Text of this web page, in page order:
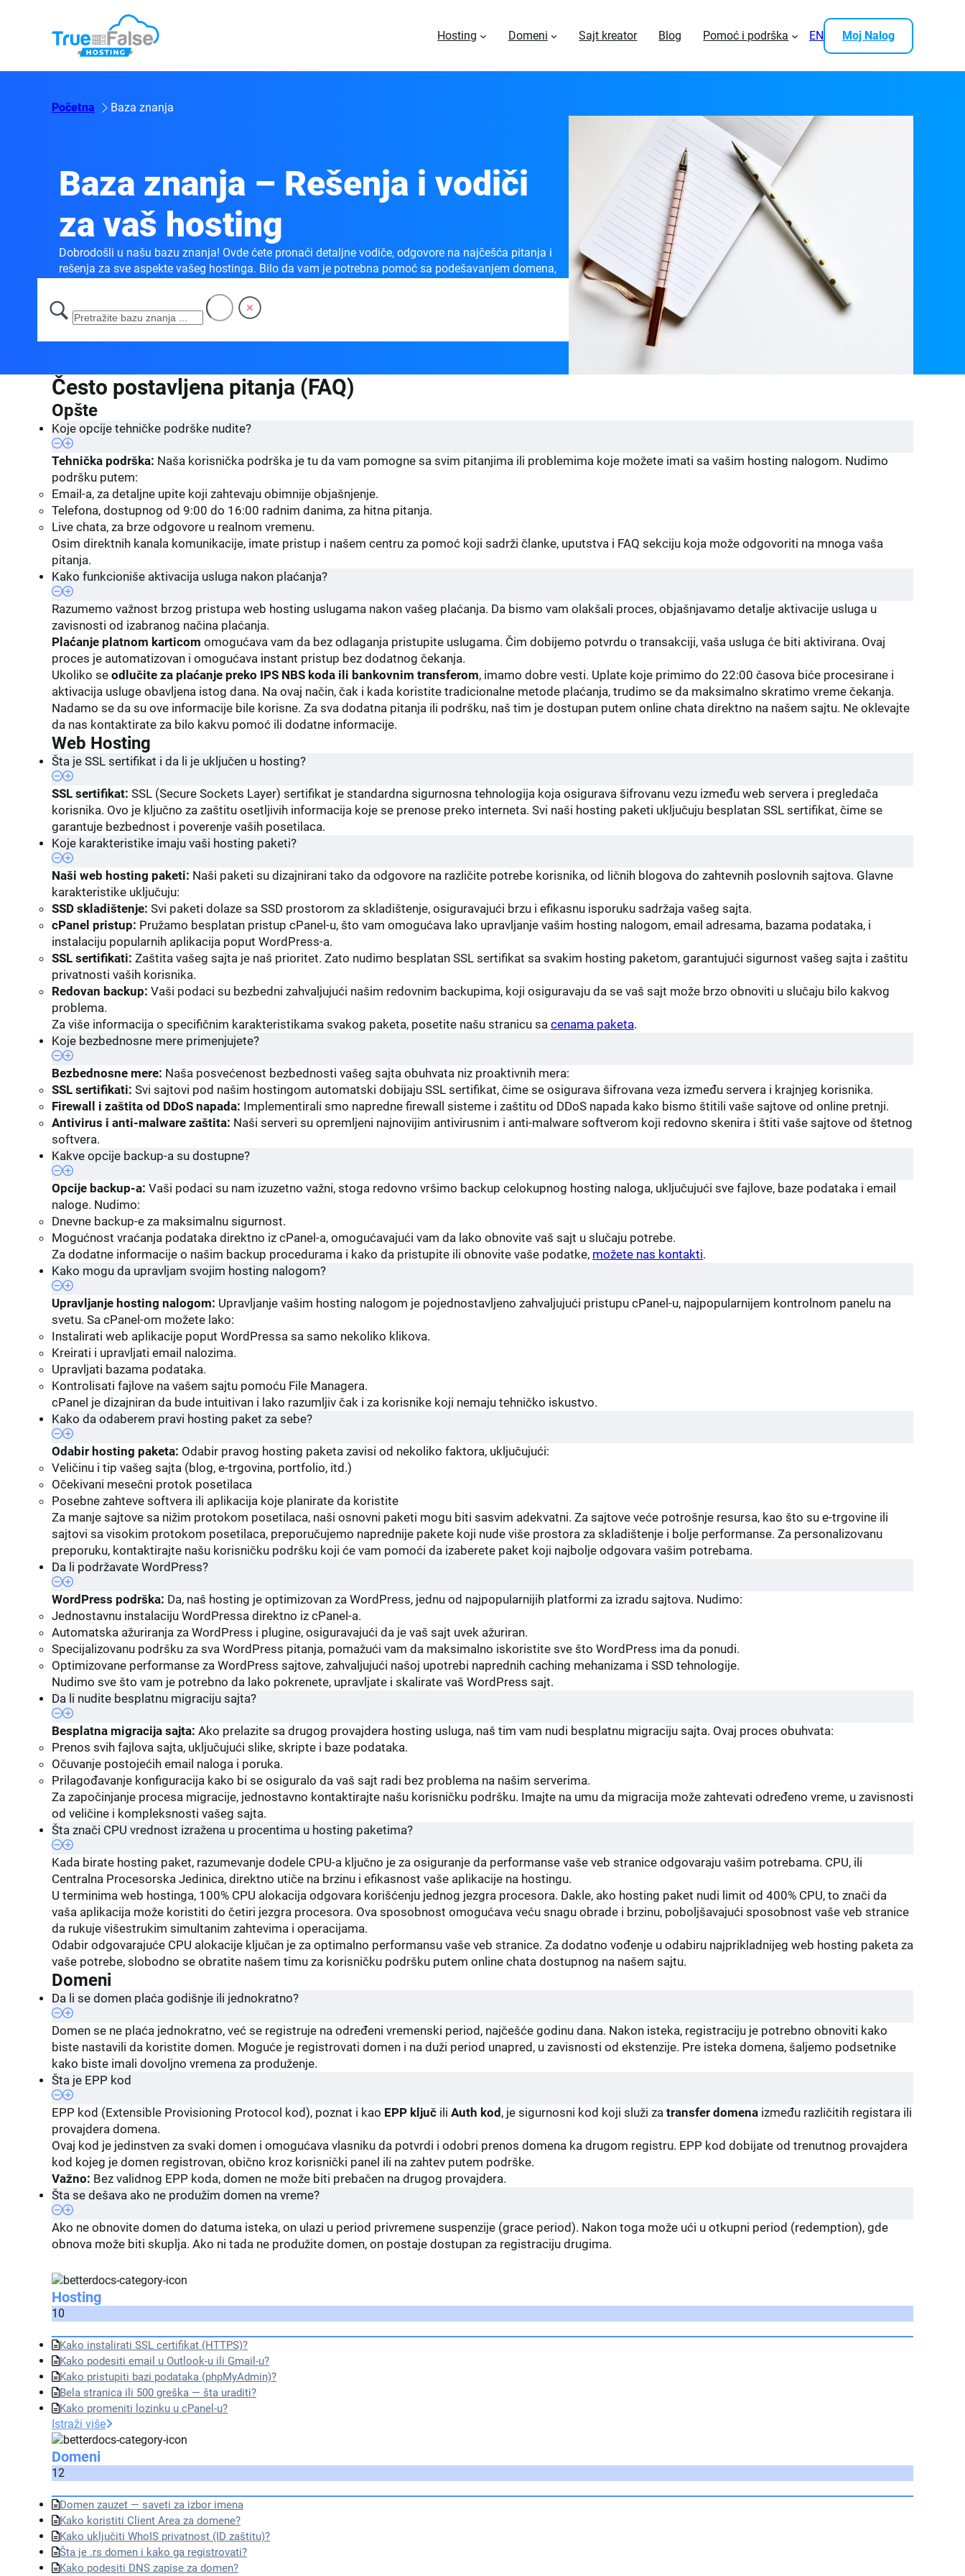
Hosting Domeni Sajt kreator Blog Pomoć i podrška EN Moj Nalog
Početna Baza znanja
Baza znanja – Rešenja i vodiči
za vaš hosting
Dobrodošli u našu bazu znanja! Ovde ćete pronaći detaljne vodiče, odgovore na najčešća pitanja i
rešenja za sve aspekte vašeg hostinga. Bilo da vam je potrebna pomoć sa podešavanjem domena,
Često postavljena pitanja (FAQ)
Opšte
Koje opcije tehničke podrške nudite?
Tehnička podrška: Naša korisnička podrška je tu da vam pomogne sa svim pitanjima ili problemima koje možete imati sa vašim hosting nalogom. Nudimo
podršku putem:
Email-a, za detaljne upite koji zahtevaju obimnije objašnjenje.
Telefona, dostupnog od 9:00 do 16:00 radnim danima, za hitna pitanja.
Live chata, za brze odgovore u realnom vremenu.
Osim direktnih kanala komunikacije, imate pristup i našem centru za pomoć koji sadrži članke, uputstva i FAQ sekciju koja može odgovoriti na mnoga vaša
pitanja.
Kako funkcioniše aktivacija usluga nakon plaćanja?
Razumemo važnost brzog pristupa web hosting uslugama nakon vašeg plaćanja. Da bismo vam olakšali proces, objašnjavamo detalje aktivacije usluga u
zavisnosti od izabranog načina plaćanja.
Plaćanje platnom karticom omogućava vam da bez odlaganja pristupite uslugama. Čim dobijemo potvrdu o transakciji, vaša usluga će biti aktivirana. Ovaj
proces je automatizovan i omogućava instant pristup bez dodatnog čekanja.
Ukoliko se odlučite za plaćanje preko IPS NBS koda ili bankovnim transferom, imamo dobre vesti. Uplate koje primimo do 22:00 časova biće procesirane i
aktivacija usluge obavljena istog dana. Na ovaj način, čak i kada koristite tradicionalne metode plaćanja, trudimo se da maksimalno skratimo vreme čekanja.
Nadamo se da su ove informacije bile korisne. Za sva dodatna pitanja ili podršku, naš tim je dostupan putem online chata direktno na našem sajtu. Ne oklevajte
da nas kontaktirate za bilo kakvu pomoć ili dodatne informacije.
Web Hosting
Šta je SSL sertifikat i da li je uključen u hosting?
SSL sertifikat: SSL (Secure Sockets Layer) sertifikat je standardna sigurnosna tehnologija koja osigurava šifrovanu vezu između web servera i pregledača
korisnika. Ovo je ključno za zaštitu osetljivih informacija koje se prenose preko interneta. Svi naši hosting paketi uključuju besplatan SSL sertifikat, čime se
garantuje bezbednost i poverenje vaših posetilaca.
Koje karakteristike imaju vaši hosting paketi?
Naši web hosting paketi: Naši paketi su dizajnirani tako da odgovore na različite potrebe korisnika, od ličnih blogova do zahtevnih poslovnih sajtova. Glavne
karakteristike uključuju:
SSD skladištenje: Svi paketi dolaze sa SSD prostorom za skladištenje, osiguravajući brzu i efikasnu isporuku sadržaja vašeg sajta.
cPanel pristup: Pružamo besplatan pristup cPanel-u, što vam omogućava lako upravljanje vašim hosting nalogom, email adresama, bazama podataka, i
instalaciju popularnih aplikacija poput WordPress-a.
SSL sertifikati: Zaštita vašeg sajta je naš prioritet. Zato nudimo besplatan SSL sertifikat sa svakim hosting paketom, garantujući sigurnost vašeg sajta i zaštitu
privatnosti vaših korisnika.
Redovan backup: Vaši podaci su bezbedni zahvaljujući našim redovnim backupima, koji osiguravaju da se vaš sajt može brzo obnoviti u slučaju bilo kakvog
problema.
Za više informacija o specifičnim karakteristikama svakog paketa, posetite našu stranicu sa cenama paketa.
Koje bezbednosne mere primenjujete?
Bezbednosne mere: Naša posvećenost bezbednosti vašeg sajta obuhvata niz proaktivnih mera:
SSL sertifikati: Svi sajtovi pod našim hostingom automatski dobijaju SSL sertifikat, čime se osigurava šifrovana veza između servera i krajnjeg korisnika.
Firewall i zaštita od DDoS napada: Implementirali smo napredne firewall sisteme i zaštitu od DDoS napada kako bismo štitili vaše sajtove od online pretnji.
Antivirus i anti-malware zaštita: Naši serveri su opremljeni najnovijim antivirusnim i anti-malware softverom koji redovno skenira i štiti vaše sajtove od štetnog
softvera.
Kakve opcije backup-a su dostupne?
Opcije backup-a: Vaši podaci su nam izuzetno važni, stoga redovno vršimo backup celokupnog hosting naloga, uključujući sve fajlove, baze podataka i email
naloge. Nudimo:
Dnevne backup-e za maksimalnu sigurnost.
Mogućnost vraćanja podataka direktno iz cPanel-a, omogućavajući vam da lako obnovite vaš sajt u slučaju potrebe.
Za dodatne informacije o našim backup procedurama i kako da pristupite ili obnovite vaše podatke, možete nas kontakti.
Kako mogu da upravljam svojim hosting nalogom?
Upravljanje hosting nalogom: Upravljanje vašim hosting nalogom je pojednostavljeno zahvaljujući pristupu cPanel-u, najpopularnijem kontrolnom panelu na
svetu. Sa cPanel-om možete lako:
Instalirati web aplikacije poput WordPressa sa samo nekoliko klikova.
Kreirati i upravljati email nalozima.
Upravljati bazama podataka.
Kontrolisati fajlove na vašem sajtu pomoću File Managera.
cPanel je dizajniran da bude intuitivan i lako razumljiv čak i za korisnike koji nemaju tehničko iskustvo.
Kako da odaberem pravi hosting paket za sebe?
Odabir hosting paketa: Odabir pravog hosting paketa zavisi od nekoliko faktora, uključujući:
Veličinu i tip vašeg sajta (blog, e-trgovina, portfolio, itd.)
Očekivani mesečni protok posetilaca
Posebne zahteve softvera ili aplikacija koje planirate da koristite
Za manje sajtove sa nižim protokom posetilaca, naši osnovni paketi mogu biti sasvim adekvatni. Za sajtove veće potrošnje resursa, kao što su e-trgovine ili
sajtovi sa visokim protokom posetilaca, preporučujemo naprednije pakete koji nude više prostora za skladištenje i bolje performanse. Za personalizovanu
preporuku, kontaktirajte našu korisničku podršku koji će vam pomoći da izaberete paket koji najbolje odgovara vašim potrebama.
Da li podržavate WordPress?
WordPress podrška: Da, naš hosting je optimizovan za WordPress, jednu od najpopularnijih platformi za izradu sajtova. Nudimo:
Jednostavnu instalaciju WordPressa direktno iz cPanel-a.
Automatska ažuriranja za WordPress i plugine, osiguravajući da je vaš sajt uvek ažuriran.
Specijalizovanu podršku za sva WordPress pitanja, pomažući vam da maksimalno iskoristite sve što WordPress ima da ponudi.
Optimizovane performanse za WordPress sajtove, zahvaljujući našoj upotrebi naprednih caching mehanizama i SSD tehnologije.
Nudimo sve što vam je potrebno da lako pokrenete, upravljate i skalirate vaš WordPress sajt.
Da li nudite besplatnu migraciju sajta?
Besplatna migracija sajta: Ako prelazite sa drugog provajdera hosting usluga, naš tim vam nudi besplatnu migraciju sajta. Ovaj proces obuhvata:
Prenos svih fajlova sajta, uključujući slike, skripte i baze podataka.
Očuvanje postojećih email naloga i poruka.
Prilagođavanje konfiguracija kako bi se osiguralo da vaš sajt radi bez problema na našim serverima.
Za započinjanje procesa migracije, jednostavno kontaktirajte našu korisničku podršku. Imajte na umu da migracija može zahtevati određeno vreme, u zavisnosti
od veličine i kompleksnosti vašeg sajta.
Šta znači CPU vrednost izražena u procentima u hosting paketima?
Kada birate hosting paket, razumevanje dodele CPU-a ključno je za osiguranje da performanse vaše veb stranice odgovaraju vašim potrebama. CPU, ili
Centralna Procesorska Jedinica, direktno utiče na brzinu i efikasnost vaše aplikacije na hostingu.
U terminima web hostinga, 100% CPU alokacija odgovara korišćenju jednog jezgra procesora. Dakle, ako hosting paket nudi limit od 400% CPU, to znači da
vaša aplikacija može koristiti do četiri jezgra procesora. Ova sposobnost omogućava veću snagu obrade i brzinu, poboljšavajući sposobnost vaše veb stranice
da rukuje višestrukim simultanim zahtevima i operacijama.
Odabir odgovarajuće CPU alokacije ključan je za optimalno performansu vaše veb stranice. Za dodatno vođenje u odabiru najprikladnijeg web hosting paketa za
vaše potrebe, slobodno se obratite našem timu za korisničku podršku putem online chata dostupnog na našem sajtu.
Domeni
Da li se domen plaća godišnje ili jednokratno?
Domen se ne plaća jednokratno, već se registruje na određeni vremenski period, najčešće godinu dana. Nakon isteka, registraciju je potrebno obnoviti kako
biste nastavili da koristite domen. Moguće je registrovati domen i na duži period unapred, u zavisnosti od ekstenzije. Pre isteka domena, šaljemo podsetnike
kako biste imali dovoljno vremena za produženje.
Šta je EPP kod
EPP kod (Extensible Provisioning Protocol kod), poznat i kao EPP ključ ili Auth kod , je sigurnosni kod koji služi za transfer domena između različitih registara ili
provajdera domena.
Ovaj kod je jedinstven za svaki domen i omogućava vlasniku da potvrdi i odobri prenos domena ka drugom registru. EPP kod dobijate od trenutnog provajdera
kod kojeg je domen registrovan, obično kroz korisnički panel ili na zahtev putem podrške.
Važno: Bez validnog EPP koda, domen ne može biti prebačen na drugog provajdera.
Šta se dešava ako ne produžim domen na vreme?
Ako ne obnovite domen do datuma isteka, on ulazi u period privremene suspenzije (grace period). Nakon toga može ući u otkupni period (redemption), gde
obnova može biti skuplja. Ako ni tada ne produžite domen, on postaje dostupan za registraciju drugima.
Hosting
10
Kako instalirati SSL certifikat (HTTPS)?
Kako podesiti email u Outlook-u ili Gmail-u?
Kako pristupiti bazi podataka (phpMyAdmin)?
Bela stranica ili 500 greška — šta uraditi?
Kako promeniti lozinku u cPanel-u?
Istraži više
Domeni
12
Domen zauzet — saveti za izbor imena
Kako koristiti Client Area za domene?
Kako uključiti WhoIS privatnost (ID zaštitu)?
Šta je .rs domen i kako ga registrovati?
Kako podesiti DNS zapise za domen?